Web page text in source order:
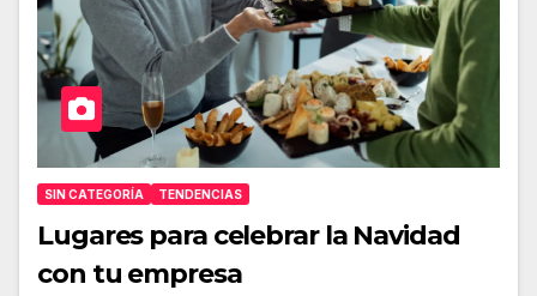
SIN CATEGORÍA TENDENCIAS
Lugares para celebrar la Navidad
con tu empresa